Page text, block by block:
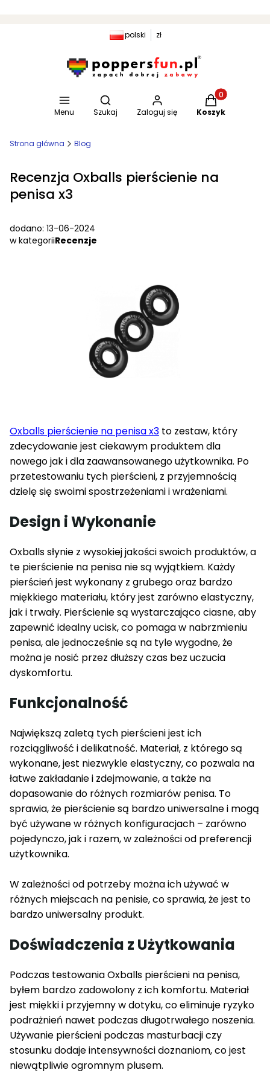
polski zł
Menu
Otwórz wyszukiwarkę
Szukaj Zaloguj się
Produkty w
Koszyk
Strona główna Blog
Recenzja Oxballs pierścienie na
penisa x3
dodano: 13-06-2024
w kategoriiRecenzje
Oxballs pierścienie na penisa x3 to zestaw, który
zdecydowanie jest ciekawym produktem dla
nowego jak i dla zaawansowanego użytkownika. Po
przetestowaniu tych pierścieni, z przyjemnością
dzielę się swoimi spostrzeżeniami i wrażeniami.
Design i Wykonanie
Oxballs słynie z wysokiej jakości swoich produktów, a
te pierścienie na penisa nie są wyjątkiem. Każdy
pierścień jest wykonany z grubego oraz bardzo
miękkiego materiału, który jest zarówno elastyczny,
jak i trwały. Pierścienie są wystarczająco ciasne, aby
zapewnić idealny ucisk, co pomaga w nabrzmieniu
penisa, ale jednocześnie są na tyle wygodne, że
można je nosić przez dłuższy czas bez uczucia
dyskomfortu.
Funkcjonalność
Największą zaletą tych pierścieni jest ich
rozciągliwość i delikatność. Materiał, z którego są
wykonane, jest niezwykle elastyczny, co pozwala na
łatwe zakładanie i zdejmowanie, a także na
dopasowanie do różnych rozmiarów penisa. To
sprawia, że pierścienie są bardzo uniwersalne i mogą
być używane w różnych konfiguracjach – zarówno
pojedynczo, jak i razem, w zależności od preferencji
użytkownika.
W zależności od potrzeby można ich używać w
różnych miejscach na penisie, co sprawia, że jest to
bardzo uniwersalny produkt.
Doświadczenia z Użytkowania
Podczas testowania Oxballs pierścieni na penisa,
byłem bardzo zadowolony z ich komfortu. Materiał
jest miękki i przyjemny w dotyku, co eliminuje ryzyko
podrażnień nawet podczas długotrwałego noszenia.
Używanie pierścieni podczas masturbacji czy
stosunku dodaje intensywności doznaniom, co jest
niewątpliwie ogromnym plusem.